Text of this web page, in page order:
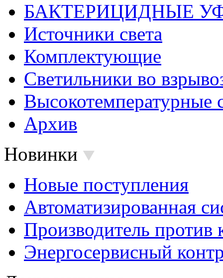
БАКТЕРИЦИДНЫЕ
Источники света
Комплектующие
Светильники во
Высокотемпературные
Архив
Новинки
Новые поступления
Автоматизированная
Производитель против
Энергосервисный